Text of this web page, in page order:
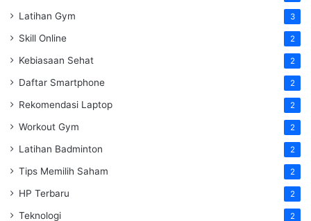
Latihan Gym 3
Skill Online 2
Kebiasaan Sehat 2
Daftar Smartphone 2
Rekomendasi Laptop 2
Workout Gym 2
Latihan Badminton 2
Tips Memilih Saham 2
HP Terbaru 2
Teknologi 2